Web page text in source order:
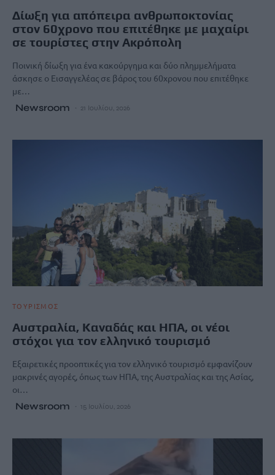
Δίωξη για απόπειρα ανθρωποκτονίας
στον 60χρονο που επιτέθηκε με μαχαίρι
σε τουρίστες στην Ακρόπολη
Ποινική δίωξη για ένα κακούργημα και δύο πλημμελήματα
άσκησε ο Εισαγγελέας σε βάρος του 60χρονου που επιτέθηκε
με…
Newsroom 21 Ιουλίου, 2026
ΤΟΥΡΙΣΜΟΣ
Αυστραλία, Καναδάς και ΗΠΑ, οι νέοι
στόχοι για τον ελληνικό τουρισμό
Εξαιρετικές προοπτικές για τον ελληνικό τουρισμό εμφανίζουν
μακρινές αγορές, όπως των ΗΠΑ, της Αυστραλίας και της Ασίας,
οι…
Newsroom 15 Ιουλίου, 2026